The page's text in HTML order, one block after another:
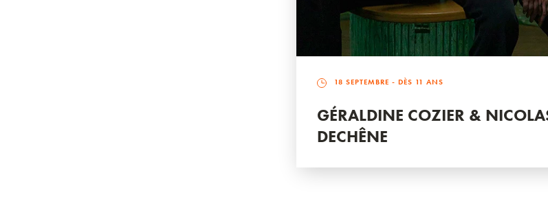
18 SEPTEMBRE - DÈS 11 ANS
GÉRALDINE COZIER &
DECHÊNE